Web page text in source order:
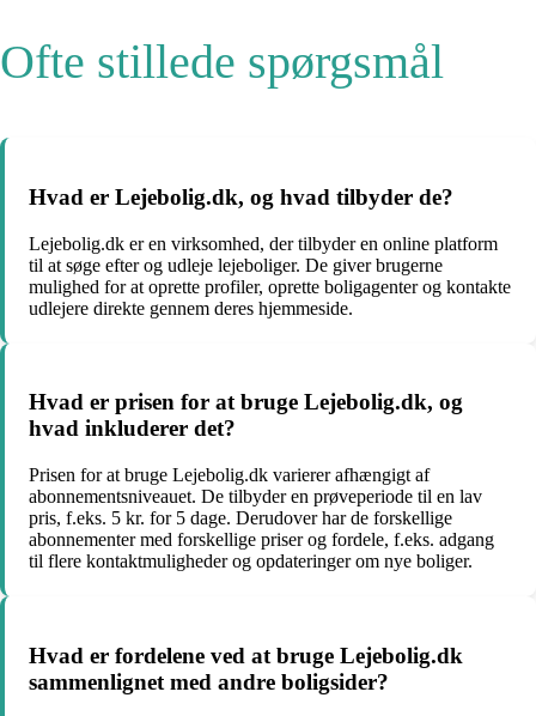
Ofte stillede spørgsmål
Hvad er Lejebolig.dk, og hvad tilbyder de?
Lejebolig.dk er en virksomhed, der tilbyder en online platform
til at søge efter og udleje lejeboliger. De giver brugerne
mulighed for at oprette profiler, oprette boligagenter og kontakte
udlejere direkte gennem deres hjemmeside.
Hvad er prisen for at bruge Lejebolig.dk, og
hvad inkluderer det?
Prisen for at bruge Lejebolig.dk varierer afhængigt af
abonnementsniveauet. De tilbyder en prøveperiode til en lav
pris, f.eks. 5 kr. for 5 dage. Derudover har de forskellige
abonnementer med forskellige priser og fordele, f.eks. adgang
til flere kontaktmuligheder og opdateringer om nye boliger.
Hvad er fordelene ved at bruge Lejebolig.dk
sammenlignet med andre boligsider?